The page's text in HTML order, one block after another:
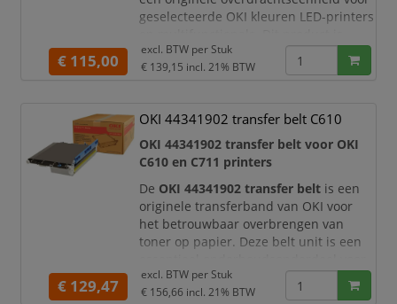
geselecteerde OKI kleuren LED-printers
geen toner en geen drum-unit, maar
eentransfer belt / transferkit
brengen. De transferkit is ontwikkeld
voor onder andere deOKI M
€ 115,00
excl. BTW per Stuk
€ 139,15 incl. 21% BTW
OKI 44341902 transfer belt C610
OKI 44341902 transfer belt voor OKI
C610 en C711 printers
De OKI 44341902 transfer belt is een
originele transferband van OKI voor
het betrouwbaar overbrengen van
toner op papier. Deze belt unit is een
uw OKI kleurenprinter en helpt om de
afdrukkwaliteit constant, scherp en
€ 129,47
excl. BTW per Stuk
€ 156,66 incl. 21% BTW